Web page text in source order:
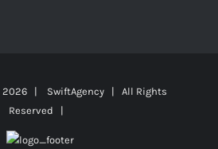
2026 | SwiftAgency| All Rights
Reserved |